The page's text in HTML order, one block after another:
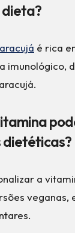
é rica
imunológico,
dietéticas?
a